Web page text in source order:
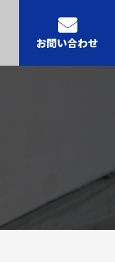
お問い合わせ